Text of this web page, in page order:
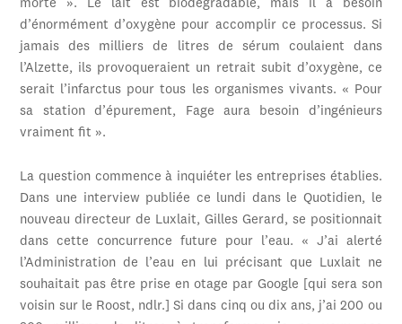
morte ». Le lait est biodégradable, mais il a besoin
d’énormément d’oxygène pour accomplir ce processus. Si
jamais des milliers de litres de sérum coulaient dans
l’Alzette, ils provoqueraient un retrait subit d’oxygène, ce
serait l’infarctus pour tous les organismes vivants. « Pour
sa station d’épurement, Fage aura besoin d’ingénieurs
vraiment fit ».
La question commence à inquiéter les entreprises établies.
Dans une interview publiée ce lundi dans le Quotidien, le
nouveau directeur de Luxlait, Gilles Gerard, se positionnait
dans cette concurrence future pour l’eau. « J’ai alerté
l’Administration de l’eau en lui précisant que Luxlait ne
souhaitait pas être prise en otage par Google [qui sera son
voisin sur le Roost, ndlr.] Si dans cinq ou dix ans, j’ai 200 ou